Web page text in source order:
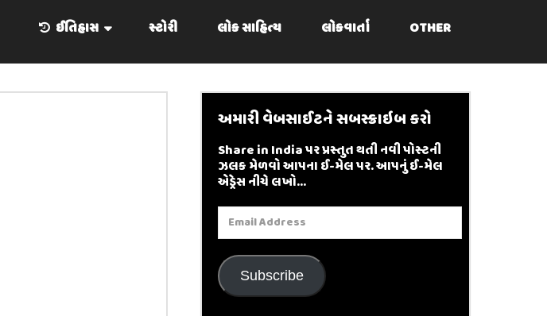
ઈતિહાસ સ્ટોરી લોક સાહિત્ય લોકવાર્તા OTHER
અમારી વેબસાઈટને સબસ્ક્રાઇબ કરો
Share in India પર પ્રસ્તુત થતી નવી પોસ્ટની
ઝલક મેળવો આપના ઈ-મેલ પર. આપનું ઈ-મેલ
એડ્રેસ નીચે લખો...
Email
Address
Subscribe